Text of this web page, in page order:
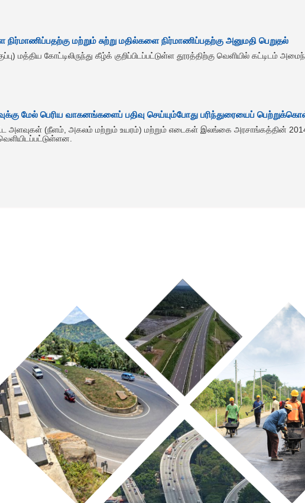
மற்றும் சுற்று மதில்களை நிர்மாணிப்பதற்கு அனுமதி பெறுதல்
மத்திய கோட்டிலிருந்து கீழ்க் குறிப்பிடப்பட்டுள்ள தூரத்திற்கு வெளியில் கட்டிடம்
மேல் பெரிய வாகனங்களைப் பதிவு செய்யும்போது பரிந்துரையைப்
அளவுகள் (நீளம், அகலம் மற்றும் உயரம்) மற்றும் எடைகள் இலங்கை அரசாங்கத்தின்